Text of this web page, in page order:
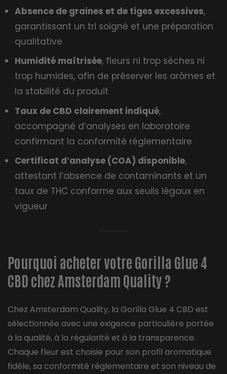
Absence de graines et de tiges excessives,
garantissant un tri soigné et une préparation
qualitative
Humidité maîtrisée, fleurs ni trop sèches ni
trop humides, afin de préserver les arômes et
la stabilité du produit
Taux de CBD clairement indiqué,
accompagné d’analyses en laboratoire
confirmant la conformité réglementaire
Certificat d’analyse (COA) disponible,
attestant l’absence de contaminants et un
taux de THC conforme aux seuils légaux en
vigueur
Pourquoi acheter votre Gorilla Glue 4
CBD chez Amsterdam Quality ?
Chez Amsterdam Quality, la Gorilla Glue 4 CBD est
sélectionnée avec une exigence particulière portée
à la qualité, à la régularité et à la transparence.
Chaque fleur est choisie pour son profil aromatique
fidèle, sa conformité réglementaire et son niveau de